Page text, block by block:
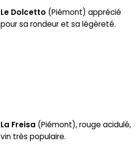
Le Dolcetto (Piémont) apprécié
pour sa rondeur et sa légèreté.
La Freisa (Piémont), rouge acidulé,
vin très populaire.